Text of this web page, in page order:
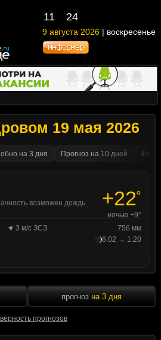
11 24
9 августа 2026 | воскресенье
19 мая 2026
на 3 дня Прогноз на 10 дней
возможен дождь +22°
ночью +9°
3 м/с ЗСЗ
756 мм
6:02 → 1:20
прогнозов
прогноз на 3 дня